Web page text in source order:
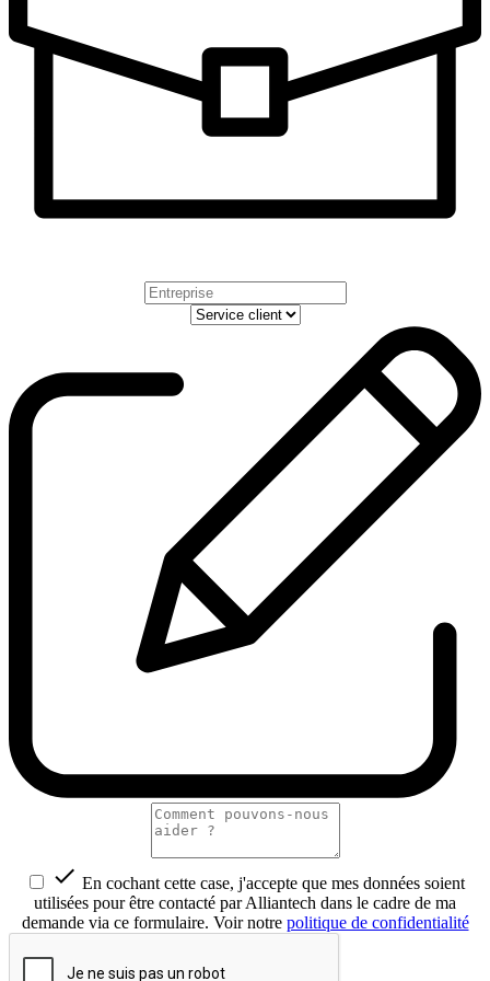
 En cochant cette case, j'accepte que mes données soient
utilisées pour être contacté par Alliantech dans le cadre de ma
demande via ce formulaire. Voir notre politique de confidentialité